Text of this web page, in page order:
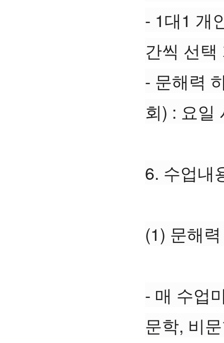
- 1대1 개
간씩 선
- 문해력
회) : 요일
6. 수업내
(1) 문해
- 매 수업
문학, 비